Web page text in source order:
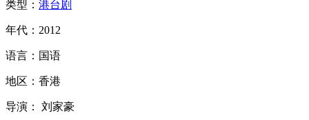
类型： 港台剧
年代： 2012
语言： 国语
地区： 香港
导演： 刘家豪